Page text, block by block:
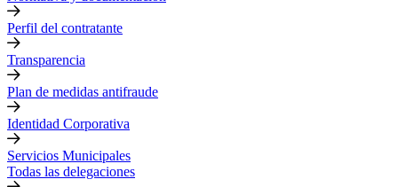
Perfil del contratante
Transparencia
Plan de medidas antifraude
Identidad Corporativa
Servicios Municipales
Todas las delegaciones